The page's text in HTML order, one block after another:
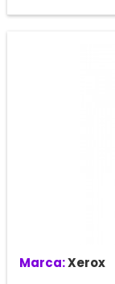
Marca:Xerox